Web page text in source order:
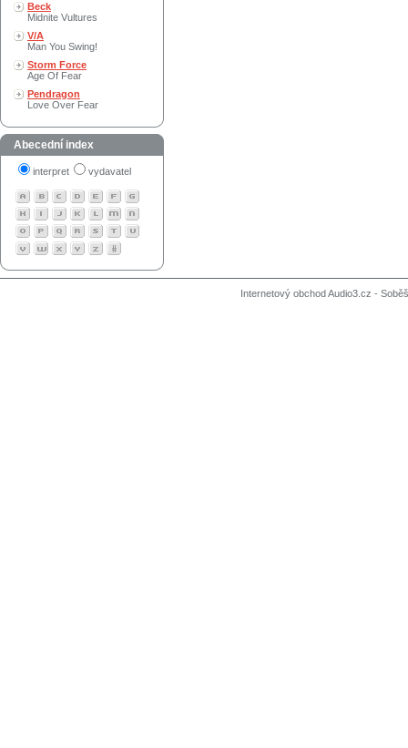
Beck
Midnite Vultures
V/A
Man You Swing!
Storm Force
Age Of Fear
Pendragon
Love Over Fear
Abecední index
interpret vydavatel
Internetový obchod Audio3.cz -